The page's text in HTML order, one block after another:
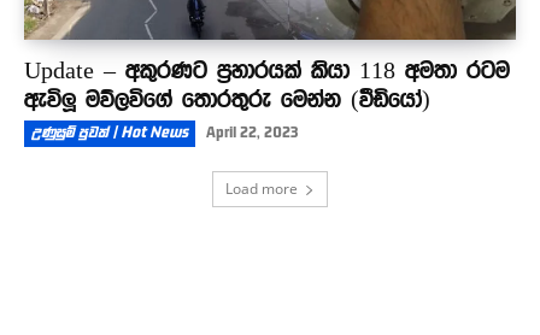
Update – අකුරණට ප්‍රහාරයක් කියා 118 අමතා රටම
ඇවිලූ මව්ලවිගේ තොරතුරු මෙන්න (වීඩියෝ)
උණුසුම් පුවත් | Hot News April 22, 2023
Load more